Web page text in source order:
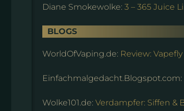
Diane Smokewolke: 3 – 365 Juice
BLOGS
WorldOfVaping.de: Review:
Einfachmalgedacht.Blogspot.com:
Wolke101.de: Verdampfer: Siffen &